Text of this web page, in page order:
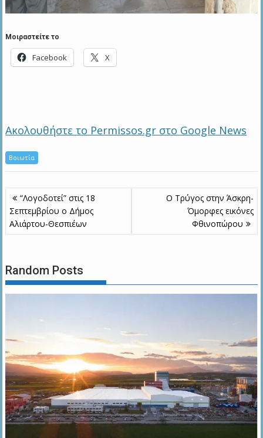
Μοιραστείτε το
Facebook X
Ακολουθήστε το Permissos.gr στο Google News
Βοιωτία
Πλοήγηση
άρθρων
“Λογοδοτεί” στις 18
Σεπτεμβρίου ο Δήμος
Αλιάρτου-Θεσπιέων
Ο Τρύγος στην Άσκρη-
Όμορφες εικόνες
Φθινοπώρου
Random Posts